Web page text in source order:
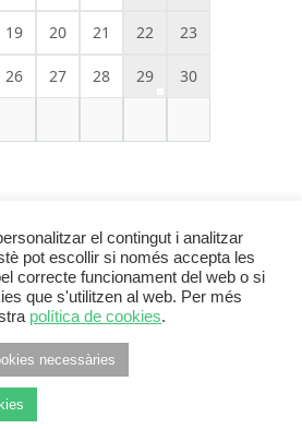
19 20 21 22 23
26 27 28 29 30
DE COOKIES
el contingut i analitzar
pot escollir si només accepta les
correcte funcionament del web o si
que s'utilitzen al web. Per més
política de cookies.
necessàries